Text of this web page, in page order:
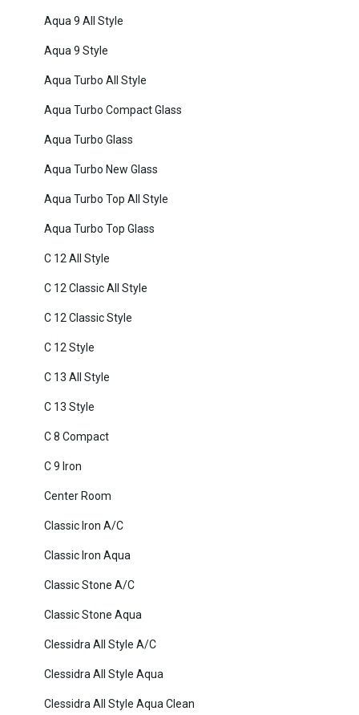
Aqua 9 All Style
Aqua 9 Style
Aqua Turbo All Style
Aqua Turbo Compact Glass
Aqua Turbo Glass
Aqua Turbo New Glass
Aqua Turbo Top All Style
Aqua Turbo Top Glass
C 12 All Style
C 12 Classic All Style
C 12 Classic Style
C 12 Style
C 13 All Style
C 13 Style
C 8 Compact
C 9 Iron
Center Room
Classic Iron A/C
Classic Iron Aqua
Classic Stone A/C
Classic Stone Aqua
Clessidra All Style A/C
Clessidra All Style Aqua
Clessidra All Style Aqua Clean